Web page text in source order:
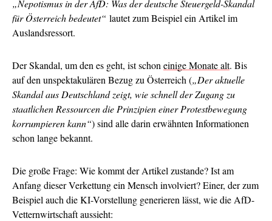
„Nepotismus in der AfD: Was der deutsche Steuergeld-Skandal
für Österreich bedeutet“ lautet zum Beispiel ein Artikel im
Auslandsressort.
Der Skandal, um den es geht, ist schon einige Monate alt. Bis
auf den unspektakulären Bezug zu Österreich („Der aktuelle
Skandal aus Deutschland zeigt, wie schnell der Zugang zu
staatlichen Ressourcen die Prinzipien einer Protestbewegung
korrumpieren kann“) sind alle darin erwähnten Informationen
schon lange bekannt.
Die große Frage: Wie kommt der Artikel zustande? Ist am
Anfang dieser Verkettung ein Mensch involviert? Einer, der zum
Beispiel auch die KI-Vorstellung generieren lässt, wie die AfD-
Vetternwirtschaft aussieht: